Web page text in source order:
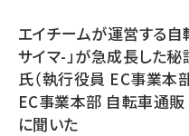
楽天 (1874)
ecbeing (1210)
アスクル (1122)
エイチームが運営する
サイマ-」が急成長した
氏（執行役員 EC事業本部
EC事業本部 自転車通販
に聞いた